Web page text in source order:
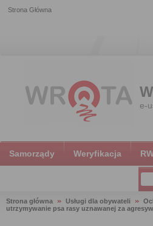
Strona Główna
e-
Samorządy Weryfikacja
Strona główna Usługi dla obywateli
utrzymywanie psa rasy uznawanej za